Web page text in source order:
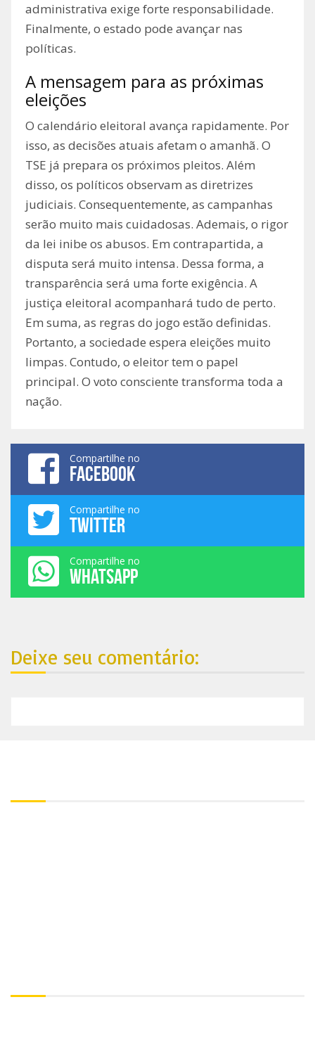
administrativa exige forte responsabilidade.
Finalmente, o estado pode avançar nas
políticas.
A mensagem para as próximas
eleições
O calendário eleitoral avança rapidamente. Por
isso, as decisões atuais afetam o amanhã. O
TSE já prepara os próximos pleitos. Além
disso, os políticos observam as diretrizes
judiciais. Consequentemente, as campanhas
serão muito mais cuidadosas. Ademais, o rigor
da lei inibe os abusos. Em contrapartida, a
disputa será muito intensa. Dessa forma, a
transparência será uma forte exigência. A
justiça eleitoral acompanhará tudo de perto.
Em suma, as regras do jogo estão definidas.
Portanto, a sociedade espera eleições muito
limpas. Contudo, o eleitor tem o papel
principal. O voto consciente transforma toda a
nação.
Compartilhe no
FACEBOOK
Compartilhe no
TWITTER
Compartilhe no
WHATSAPP
Deixe seu comentário: